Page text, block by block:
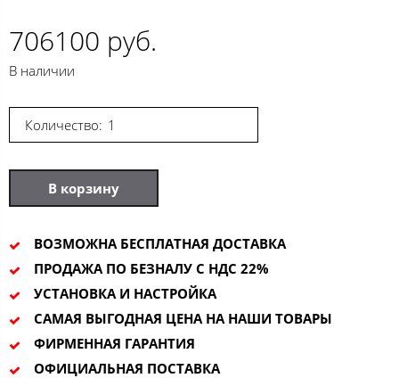
706100 руб.
В наличии
Количество:
В корзину
ВОЗМОЖНА БЕСПЛАТНАЯ ДОСТАВКА
ПРОДАЖА ПО БЕЗНАЛУ С НДС 22%
УСТАНОВКА И НАСТРОЙКА
САМАЯ ВЫГОДНАЯ ЦЕНА НА НАШИ ТОВАРЫ
ФИРМЕННАЯ ГАРАНТИЯ
ОФИЦИАЛЬНАЯ ПОСТАВКА